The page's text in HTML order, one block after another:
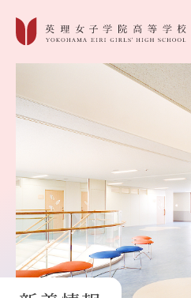
英理女子学院について
英理女子学院の教育
コース紹介
学校生活